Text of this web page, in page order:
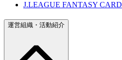
J.LEAGUE FANTASY CARD
運営組織・活動紹介